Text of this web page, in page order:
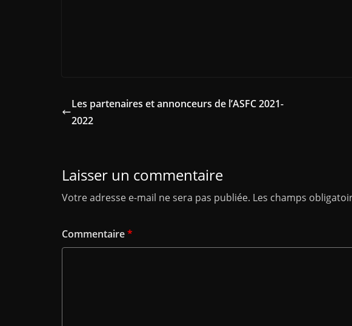
Les partenaires et annonceurs de l’ASFC 2021-
2022
Laisser un commentaire
Votre adresse e-mail ne sera pas publiée. Les champs
Commentaire*